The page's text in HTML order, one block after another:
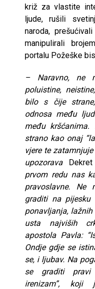
križ za vlastite
ljude, rušili
naroda,
manipulirali
portalu Požeške
– Naravno, ne
poluistine,
bilo s čije
odnosa među
među
strano kao onaj
vjere te
upozorava
prvom redu nas
pravoslavne. Ne
graditi na
ponavljanja,
usta najviših
apostola Pavla:
Ondje gdje se
se, i ljubav. Na
se graditi pravi
irenizam”, koji